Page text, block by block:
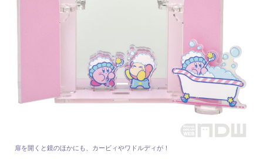
扉を開くと鏡のほかにも、カービィやワドルディが！